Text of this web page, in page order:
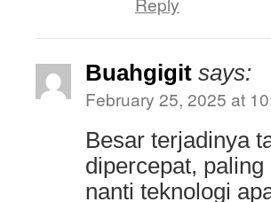
Buahgigit says:
February 25, 2025 at
Besar terjadinya
dipercepat,
nanti teknologi